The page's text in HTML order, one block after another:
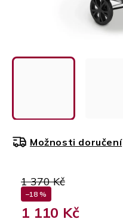
1 370 Kč
–18 %
1 110 Kč
Možnosti doručení